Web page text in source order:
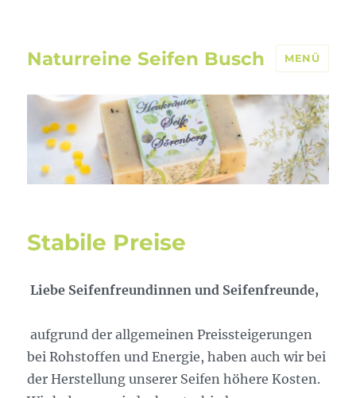
Naturreine Seifen Busch MENÜ
Stabile Preise
Liebe Seifenfreundinnen und Seifenfreunde,
aufgrund der allgemeinen Preissteigerungen
bei Rohstoffen und Energie, haben auch wir bei
der Herstellung unserer Seifen höhere Kosten.